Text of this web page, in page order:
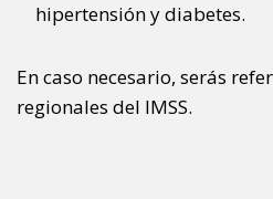
hipertensión y diabetes.
En caso necesario, serás
regionales del IMSS.